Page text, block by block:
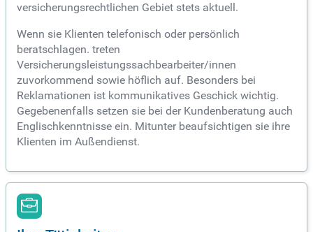
versicherungsrechtlichen Gebiet stets aktuell.
Wenn sie Klienten telefonisch oder persönlich
beratschlagen. treten
Versicherungsleistungssachbearbeiter/innen
zuvorkommend sowie höflich auf. Besonders bei
Reklamationen ist kommunikatives Geschick wichtig.
Gegebenenfalls setzen sie bei der Kundenberatung auch
Englischkenntnisse ein. Mitunter beaufsichtigen sie ihre
Klienten im Außendienst.